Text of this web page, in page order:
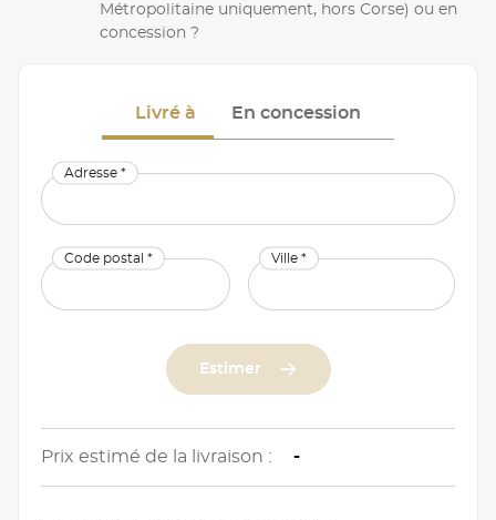
Métropolitaine uniquement, hors Corse) ou en
concession ?
Livré à En concession
Adresse *
Code postal * Ville *
Estimer
Prix estimé de la livraison : -